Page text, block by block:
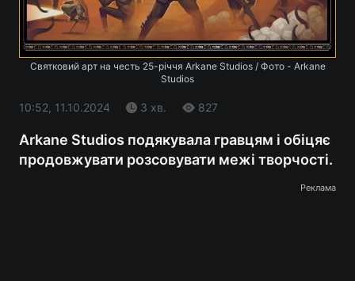
Святковий арт на честь 25-річчя Arkane Studios / Фото - Arkane
Studios
10:52, 11.10.2024 3 хв. 827
Arkane Studios подякувала гравцям і обіцяє
продовжувати розсовувати межі творчості.
Реклама